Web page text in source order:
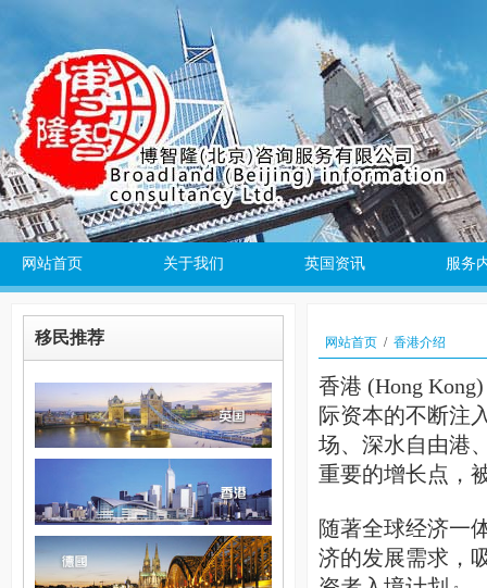
网站首页 关于我们 英国资讯 服务
移民推荐 网站首页 / 香港介绍
香港 (Hong
际资本的不断注
场、深水自由港
重要的增长点，
随著全球经济一
济的发展需求，